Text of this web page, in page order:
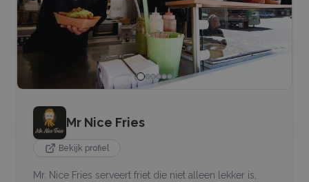
Mr Nice Fries
Bekijk profiel
Mr. Nice Fries serveert friet die niet alleen lekker is,